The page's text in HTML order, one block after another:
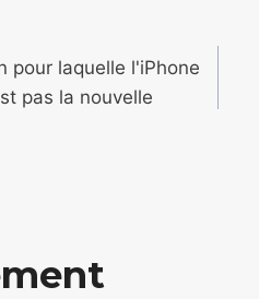
pour laquelle l'iPhone
pas la nouvelle